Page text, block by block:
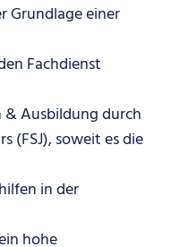
Grundlage einer
Fachdienst
& Ausbildung durch
(FSJ), soweit es die
in der
hohe